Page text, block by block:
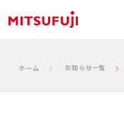
ホーム お知らせ一覧